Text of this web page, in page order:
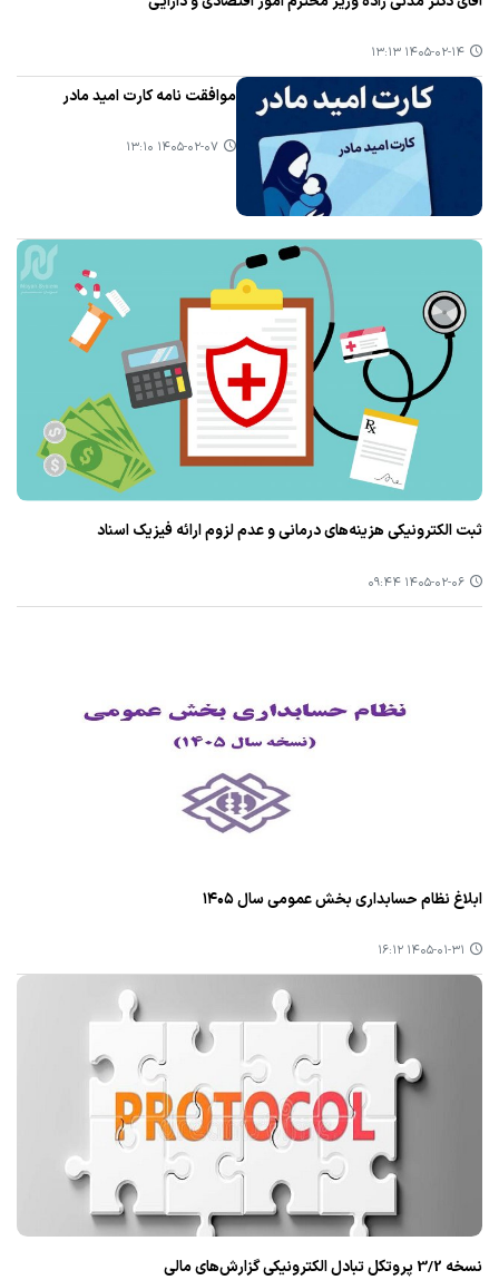
۱۴۰۵-۰۲-۱۴ ۱۳:۱۳
موافقت نامه کارت امید مادر
۱۴۰۵-۰۲-۰۷ ۱۳:۱۰
ثبت الکترونیکی هزینه‌های درمانی و عدم لزوم ارائه فیزیک اسناد
۱۴۰۵-۰۲-۰۶ ۰۹:۴۴
ابلاغ نظام حسابداری بخش عمومی سال ۱۴۰۵
۱۴۰۵-۰۱-۳۱ ۱۶:۱۲
نسخه 3/2 پروتکل تبادل الکترونیکی گزارش‌های مالی